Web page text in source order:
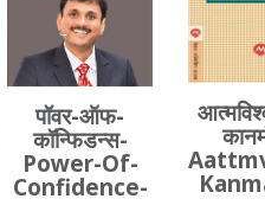
पॉवर-ऑफ-
कॉन्फिडन्स-
Power-Of-
Confidence-